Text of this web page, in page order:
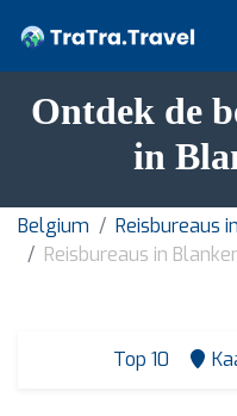
Ontdek de
in
Belgium
Reisbureaus
Reisbureaus in
Top 10